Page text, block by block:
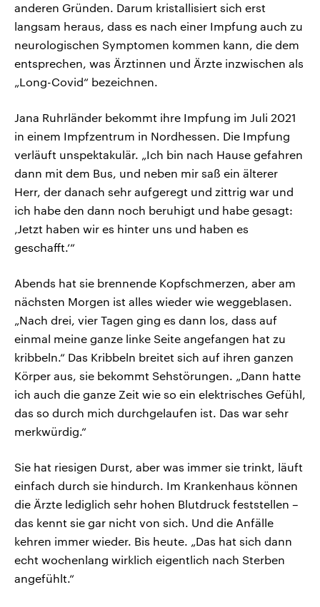
anderen Gründen. Darum kristallisiert sich erst
langsam heraus, dass es nach einer Impfung auch zu
neurologischen Symptomen kommen kann, die dem
entsprechen, was Ärztinnen und Ärzte inzwischen als
„Long-Covid“ bezeichnen.
Jana Ruhrländer bekommt ihre Impfung im Juli 2021
in einem Impfzentrum in Nordhessen. Die Impfung
verläuft unspektakulär. „Ich bin nach Hause gefahren
dann mit dem Bus, und neben mir saß ein älterer
Herr, der danach sehr aufgeregt und zittrig war und
ich habe den dann noch beruhigt und habe gesagt:
‚Jetzt haben wir es hinter uns und haben es
geschafft.‘“
Abends hat sie brennende Kopfschmerzen, aber am
nächsten Morgen ist alles wieder wie weggeblasen.
„Nach drei, vier Tagen ging es dann los, dass auf
einmal meine ganze linke Seite angefangen hat zu
kribbeln.“ Das Kribbeln breitet sich auf ihren ganzen
Körper aus, sie bekommt Sehstörungen. „Dann hatte
ich auch die ganze Zeit wie so ein elektrisches Gefühl,
das so durch mich durchgelaufen ist. Das war sehr
merkwürdig.“
Sie hat riesigen Durst, aber was immer sie trinkt, läuft
einfach durch sie hindurch. Im Krankenhaus können
die Ärzte lediglich sehr hohen Blutdruck feststellen –
das kennt sie gar nicht von sich. Und die Anfälle
kehren immer wieder. Bis heute. „Das hat sich dann
echt wochenlang wirklich eigentlich nach Sterben
angefühlt.“